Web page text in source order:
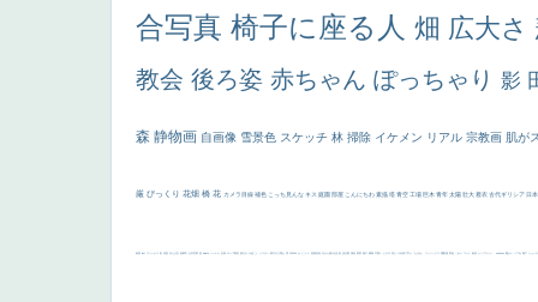
合写真 椅子に座る人 畑 広大さ
教会 後ろ姿 赤ちゃん ぽっちゃり 影
森 静物画 自画像 雪景色 スケッチ 林 掃除 イケメン リアル 宗教画 肌が
厳 びっくり 花畑 橋 花 カメラ目線 補色 こっち見んな キス 庭園 部屋 こんにちわ 素描 塔 青空 工場 巨木 青年 太陽 壮大 着衣 古代ギリシア 日
画質 last ヴィーナス 剣 白人少女 食事中 山本芳翠 麦 alciato ハーレム 女神 ローマ教皇 奥行き 火起こし シスター 東方の三博士 114514 かっこいい 受胎告知 天から覗き込む顔 設計図 挿絵 群衆 親子 裸婦 可愛い ピサロ ＃名画で学ぶ「たるみ」 ニーソックス 躍動感 黄色 こわい コート 畦道 レンブラント・ sekkusu 暖かい バブみ 靴下 ショッ